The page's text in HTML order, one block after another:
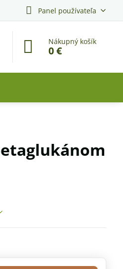
Panel používateľa
Nákupný košík
0 €